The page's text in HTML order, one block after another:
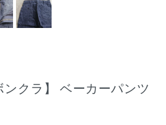
ンクラ】 ベーカーパンツ